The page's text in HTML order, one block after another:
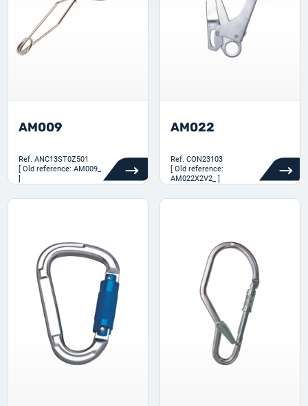
AM009
Ref. ANC13ST0Z501
[ Old reference: AM009_
]
AM022
Ref. CON23103
[ Old reference:
AM022X2V2_ ]